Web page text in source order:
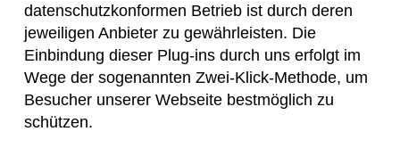
datenschutzkonformen Betrieb ist durch deren
jeweiligen Anbieter zu gewährleisten. Die
Einbindung dieser Plug-ins durch uns erfolgt im
Wege der sogenannten Zwei-Klick-Methode, um
Besucher unserer Webseite bestmöglich zu
schützen.